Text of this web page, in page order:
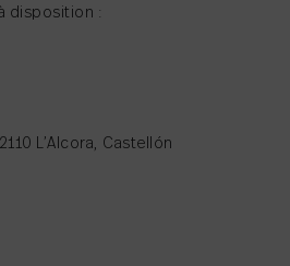
disposition :
L’Alcora, Castellón